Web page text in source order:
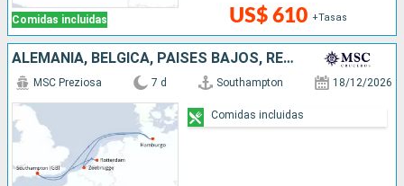
Comidas incluidas US$ 610 +Tasas
ALEMANIA, BÉLGICA, PAISES BAJOS, REINO UNIDO
MSC Preziosa 7 d Southampton 18/12/2026
Comidas incluidas